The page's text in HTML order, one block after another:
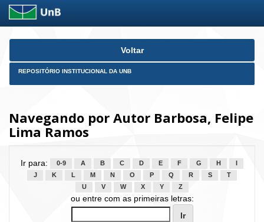
Skip
Voltar
REPOSITÓRIO INSTITUCIONAL DA UNB
Navegando por Autor Barbosa, Felipe
Lima Ramos
Ir para: 0-9 A B C D E F G H
J
K L M N O P Q R S
T
U
V W X Y Z
ou entre com as primeiras letras: